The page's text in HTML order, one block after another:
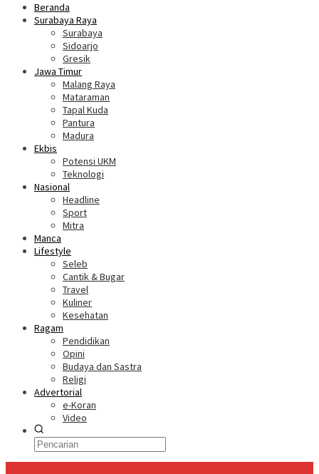
Beranda
Surabaya Raya
Surabaya
Sidoarjo
Gresik
Jawa Timur
Malang Raya
Mataraman
Tapal Kuda
Pantura
Madura
Ekbis
Potensi UKM
Teknologi
Nasional
Headline
Sport
Mitra
Manca
Lifestyle
Seleb
Cantik & Bugar
Travel
Kuliner
Kesehatan
Ragam
Pendidikan
Opini
Budaya dan Sastra
Religi
Advertorial
e-Koran
Video